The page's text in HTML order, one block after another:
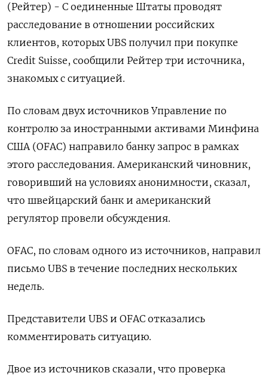
(Рейтер) - С оединенные Штаты проводят
расследование в отношении российских
клиентов, которых UBS получил при покупке
Credit Suisse, сообщили Рейтер три источника,
знакомых с ситуацией.
По словам двух источников Управление по
контролю за иностранными активами Минфина
США (OFAC) направило банку запрос в рамках
этого расследования. Американский чиновник,
говоривший на условиях анонимности, сказал,
что швейцарский банк и американский
регулятор провели обсуждения.
OFAC, по словам одного из источников, направил
письмо UBS в течение последних нескольких
недель.
Представители UBS и OFAC отказались
комментировать ситуацию.
Двое из источников сказали, что проверка